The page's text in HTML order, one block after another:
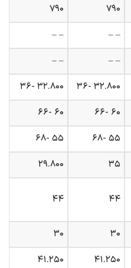
۷۹۰
۷۹۰
– –
– –
– –
– –
۳۲.۸۰۰ -۳۶
۳۲.۸۰۰ -۳۶
۶۰ -۶۶
۶۰ -۶۶
۵۵ -۶۸
۵۵ -۶۸
۳۵
۲۹.۸۰۰
۴۴ ۴۴
۳۰
۳۰
۴۱.۲۵۰
۴۱.۲۵۰